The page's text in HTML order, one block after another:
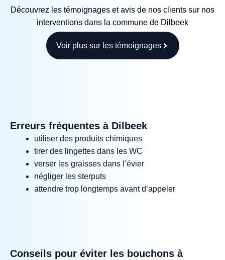
Découvrez les témoignages et avis de nos clients sur nos
interventions dans la commune de Dilbeek
Voir plus sur les témoignages
Erreurs fréquentes à Dilbeek
utiliser des produits chimiques
tirer des lingettes dans les WC
verser les graisses dans l’évier
négliger les sterputs
attendre trop longtemps avant d’appeler
Conseils pour éviter les bouchons à